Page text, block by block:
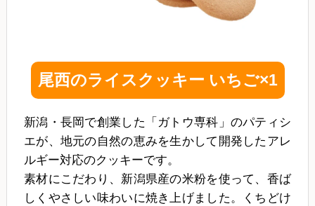
尾西のライスクッキー いちご×1
新潟・長岡で創業した「ガトウ専科」のパティシ
エが、地元の自然の恵みを生かして開発したアレ
ルギー対応のクッキーです。
素材にこだわり、新潟県産の米粉を使って、香ば
しくやさしい味わいに焼き上げました。くちどけ